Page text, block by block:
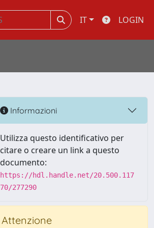
IT LOGIN
Informazioni
Utilizza questo identificativo per
citare o creare un link a questo
documento:
https://hdl.handle.net/20.500.117
70/277290
Attenzione